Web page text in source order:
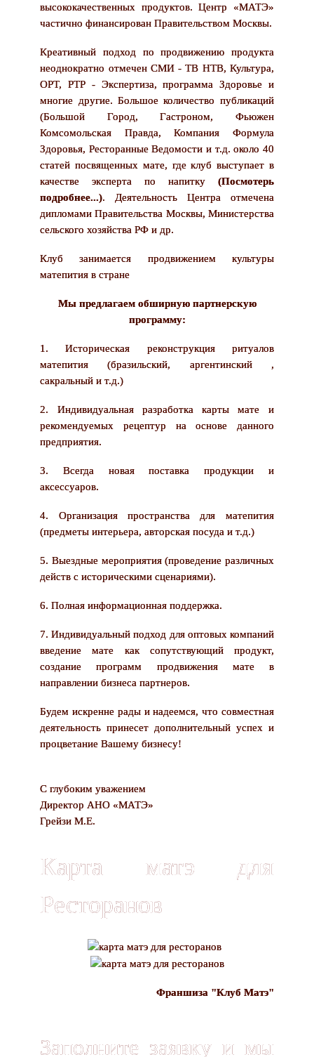
высококачественных продуктов. Центр «МАТЭ»
частично финансирован Правительством Москвы.
Креативный подход по продвижению продукта
неоднократно отмечен СМИ - ТВ НТВ, Культура,
ОРТ, РТР - Экспертиза, программа Здоровье и
многие другие. Большое количество публикаций
(Большой Город, Гастроном, Фьюжен
Комсомольская Правда, Компания Формула
Здоровья, Ресторанные Ведомости и т.д. около 40
статей посвященных мате, где клуб выступает в
качестве эксперта по напитку (Посмотерь
подробнее...). Деятельность Центра отмечена
дипломами Правительства Москвы, Министерства
сельского хозяйства РФ и др.
Клуб занимается продвижением культуры
матепития в стране
Мы предлагаем обширную партнерскую
программу:
1. Историческая реконструкция ритуалов
матепития (бразильский, аргентинский ,
сакральный и т.д.)
2. Индивидуальная разработка карты мате и
рекомендуемых рецептур на основе данного
предприятия.
3. Всегда новая поставка продукции и
аксессуаров.
4. Организация пространства для матепития
(предметы интерьера, авторская посуда и т.д.)
5. Выездные мероприятия (проведение различных
действ с историческими сценариями).
6. Полная информационная поддержка.
7. Индивидуальный подход для оптовых компаний
введение мате как сопутствующий продукт,
создание программ продвижения мате в
направлении бизнеса партнеров.
Будем искренне рады и надеемся, что совместная
деятельность принесет дополнительный успех и
процветание Вашему бизнесу!
С глубоким уважением
Директор АНО «МАТЭ»
Грейзи М.Е.
Карта матэ для
Ресторанов
Франшиза "Клуб Матэ"
Заполните заявку и мы